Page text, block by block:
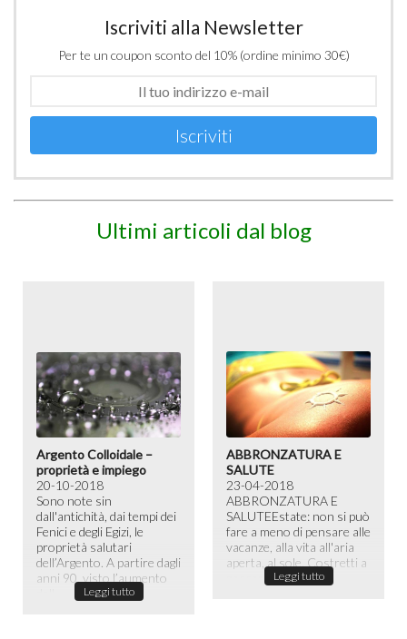
Iscriviti alla Newsletter
Per te un coupon sconto del 10% (ordine minimo 30€)
Iscriviti
Ultimi articoli dal blog
Argento Colloidale –
proprietà e impiego
20-10-2018
Sono note sin
dall'antichità, dai tempi dei
Fenici e degli Egizi, le
proprietà salutari
dell’Argento. A partire dagli
anni 90, visto l’aumento
Leggi tutto
ABBRONZATURA E
SALUTE
23-04-2018
ABBRONZATURA E
SALUTE​ Estate: non si può
fare a meno di pensare alle
vacanze, alla vita all'aria
aperta, al sole. Costretti a
passare la maggior ...
Leggi tutto